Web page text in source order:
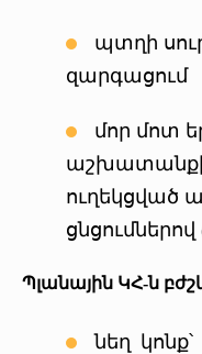
պտղի
զարգացում
մոր մոտ
ուղեկցված
Պլանային ԿՀ-ն
նեղ